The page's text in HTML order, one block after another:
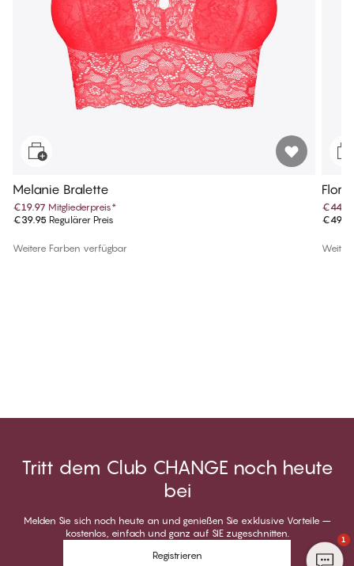
Melanie Bralette
€19.97 Mitgliederpreis*
€39.95 Regulärer Preis
Weitere Farben verfügbar
Tritt dem Club CHANGE noch heute
bei
Melden Sie sich noch heute an und genießen Sie exklusive Vorteile –
kostenlos, einfach und ganz auf SIE zugeschnitten.
Registrieren
1